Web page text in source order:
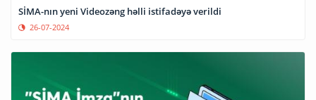
SİMA-nın yeni Videozəng həlli istifadəyə verildi
26-07-2024